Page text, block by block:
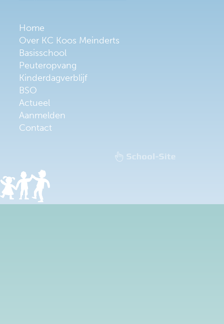
Home
Over KC Koos Meinderts
Basisschool
Peuteropvang
Kinderdagverblijf
BSO
Actueel
Aanmelden
Contact